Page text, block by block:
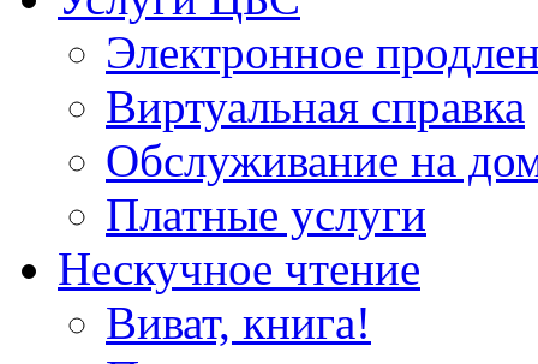
Электронное
Виртуальная справка
Обслуживание на
Платные услуги
Нескучное чтение
Виват, книга!